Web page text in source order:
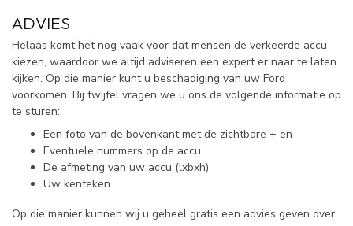
ADVIES
Helaas komt het nog vaak voor dat mensen de verkeerde accu
kiezen, waardoor we altijd adviseren een expert er naar te laten
kijken. Op die manier kunt u beschadiging van uw Ford
voorkomen. Bij twijfel vragen we u ons de volgende informatie op
te sturen:
Een foto van de bovenkant met de zichtbare + en -
Eventuele nummers op de accu
De afmeting van uw accu (lxbxh)
Uw kenteken.
Op die manier kunnen wij u geheel gratis een advies geven over